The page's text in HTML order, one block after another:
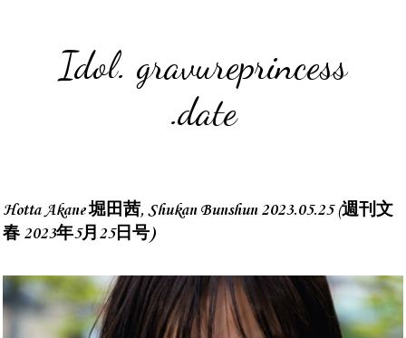
Idol. gravureprincess
.date
Hotta Akane 堀田茜, Shukan Bunshun 2023.05.25 (週刊文
春 2023年5月25日号)